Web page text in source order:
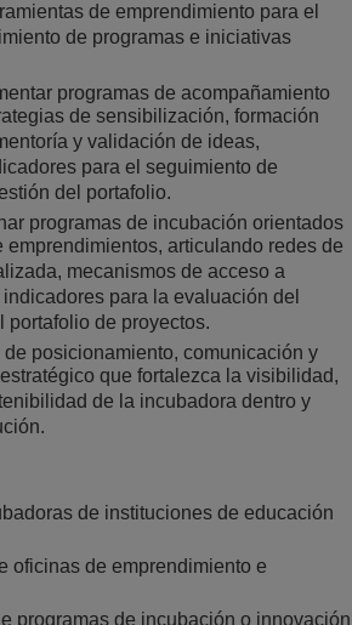
de emprendimiento para el
de programas e iniciativas
programas de acompañamiento
de sensibilización, formación
y validación de ideas,
para el seguimiento de
del portafolio.
programas de incubación orientados
emprendimientos, articulando redes de
mecanismos de acceso a
para la evaluación del
portafolio de proyectos.
de posicionamiento, comunicación y
que fortalezca la visibilidad,
de la incubadora dentro y
de instituciones de educación
oficinas de emprendimiento e
programas de incubación o innovación